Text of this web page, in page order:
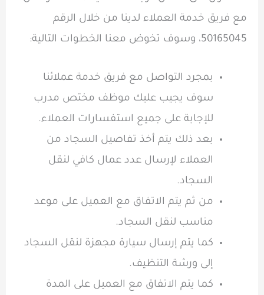
مع فريق خدمة العملاء لدينا من خلال الرقم
50165045، وسوف تخوض معنا الخطوات التالية:
بمجرد التواصل مع فريق خدمة عملائنا
سوف يجيب عليك موظف مختص مدرب
للإجابة على جميع استفسارات العملاء.
بعد ذلك يتم أخذ تفاصيل السجاد من
العملاء لإرسال عدد عمال كافي لنقل
السجاد.
من ثم يتم الاتفاق مع العميل على موعد
مناسب لنقل السجاد.
كما يتم إرسال سيارة مجهزة لنقل السجاد
إلى ورشة التنظيف.
كما يتم الاتفاق مع العميل على المدة